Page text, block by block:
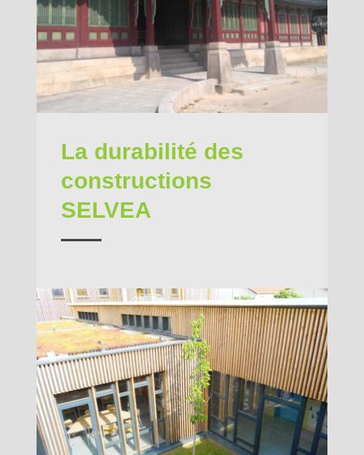
La durabilité des
constructions
SELVEA